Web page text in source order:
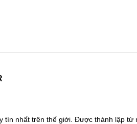
nhất trên thế giới. Được thành lập